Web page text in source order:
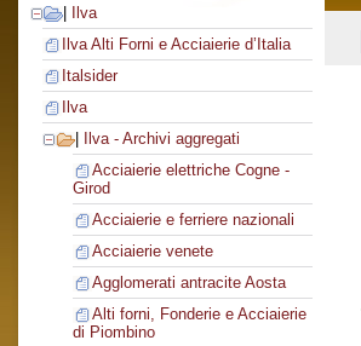
Ilva
Ilva Alti Forni e Acciaierie d’Italia
Italsider
Ilva
Ilva - Archivi aggregati
Acciaierie elettriche Cogne -
Girod
Acciaierie e ferriere nazionali
Acciaierie venete
Agglomerati antracite Aosta
Alti forni, Fonderie e Acciaierie
di Piombino